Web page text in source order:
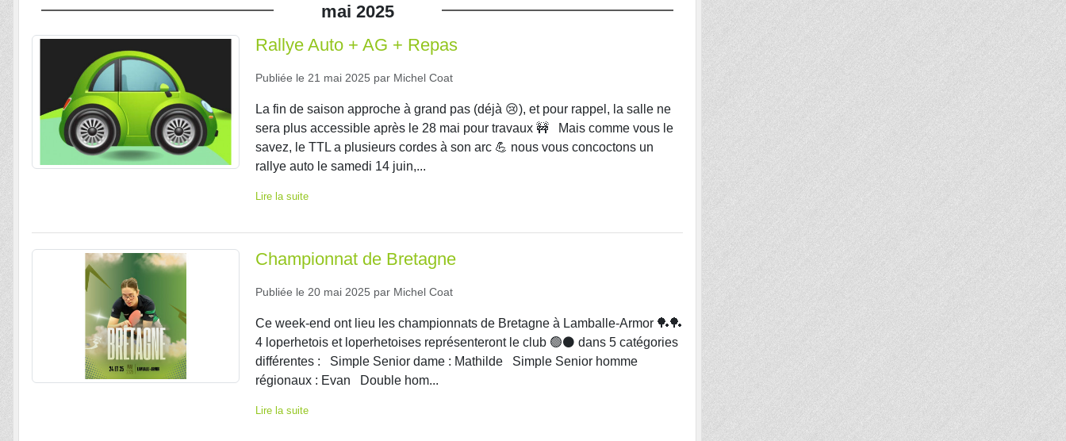
mai 2025
Rallye Auto + AG + Repas
Publiée le 21 mai 2025 par Michel Coat
La fin de saison approche à grand pas (déjà 😢), et pour rappel, la salle ne
sera plus accessible après le 28 mai pour travaux 🚧 Mais comme vous le
savez, le TTL a plusieurs cordes à son arc 💪 nous vous concoctons un
rallye auto le samedi 14 juin,...
Lire la suite
Championnat de Bretagne
Publiée le 20 mai 2025 par Michel Coat
Ce week-end ont lieu les championnats de Bretagne à Lamballe-Armor 🏓🏓
4 loperhetois et loperhetoises représenteront le club 🟢⚫️ dans 5 catégories
différentes : Simple Senior dame : Mathilde Simple Senior homme
régionaux : Evan Double hom...
Lire la suite